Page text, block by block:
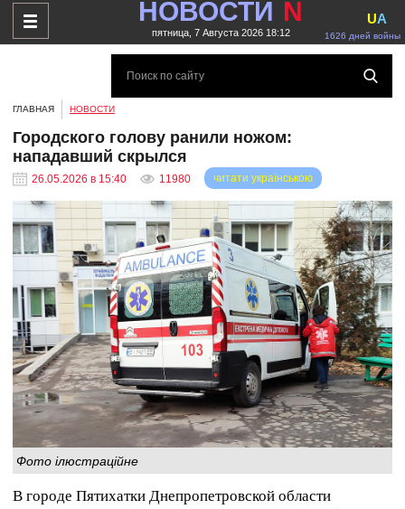
НОВОСТИ N
пятница, 7 Августа 2026 18:12 1626 дней войны
UA
ГЛАВНАЯ НОВОСТИ
Городского голову ранили ножом:
нападавший скрылся
26.05.2026 в 15:40 11980 читати українською
Фото ілюстраційне
В городе Пятихатки Днепропетровской области